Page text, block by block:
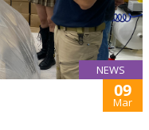
NEWS
09
Mar